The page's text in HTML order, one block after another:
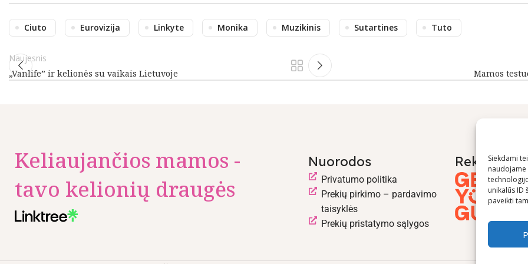
Siekdami
naudojame
unikalūs ID
paveikti
Ciuto Eurovizija Linkyte Monika Muzikinis Sutartines Tuto
Naujesnis
„Vanlife” ir kelionės su vaikais Lietuvoje
Mamos
Keliaujančios mamos -
tavo kelionių draugės
Nuorodos
Privatumo politika
Prekių pirkimo – pardavimo
taisyklės
Prekių pristatymo sąlygos